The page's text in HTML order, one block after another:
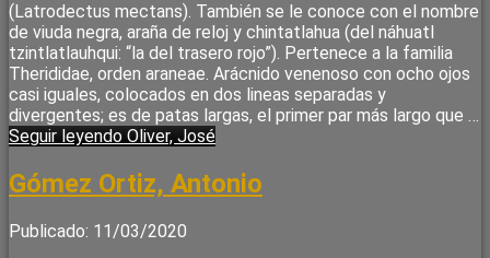
(Latrodectus mectans). También se le conoce con el nombre
de viuda negra, araña de reloj y chintatlahua (del náhuatl
tzintlatlauhqui: “la del trasero rojo”). Pertenece a la familia
Therididae, orden araneae. Arácnido venenoso con ocho ojos
casi iguales, colocados en dos lineas separadas y
divergentes; es de patas largas, el primer par más largo que …
Seguir leyendo Oliver, José
Gómez Ortiz, Antonio
Publicado: 11/03/2020